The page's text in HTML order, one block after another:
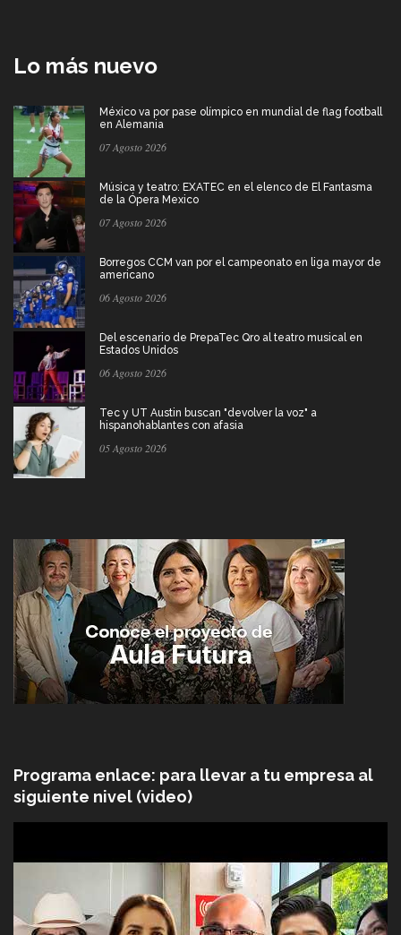
Lo más nuevo
México va por pase olímpico en mundial de flag football
en Alemania
07 Agosto 2026
Música y teatro: EXATEC en el elenco de El Fantasma
de la Ópera Mexico
07 Agosto 2026
Borregos CCM van por el campeonato en liga mayor de
americano
06 Agosto 2026
Del escenario de PrepaTec Qro al teatro musical en
Estados Unidos
06 Agosto 2026
Tec y UT Austin buscan "devolver la voz" a
hispanohablantes con afasia
05 Agosto 2026
Programa enlace: para llevar a tu empresa al
siguiente nivel (video)